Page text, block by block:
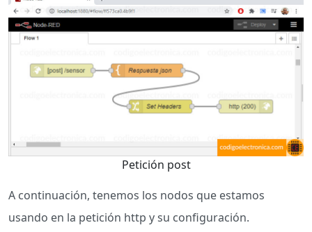
Petición post
A continuación, tenemos los nodos que estamos
usando en la petición http y su configuración.